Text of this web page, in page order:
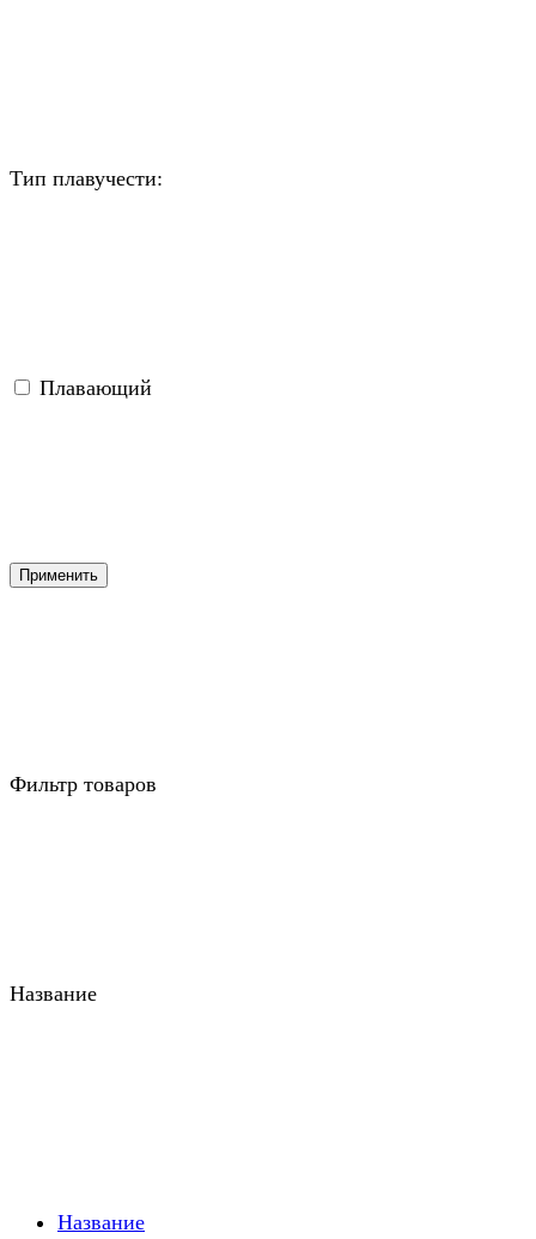
Тип плавучести:
Плавающий
Применить
Фильтр товаров
Название
Название